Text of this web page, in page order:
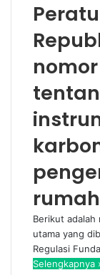
nomor
Berikut
utama yang
Regulasi
Selengkapnya